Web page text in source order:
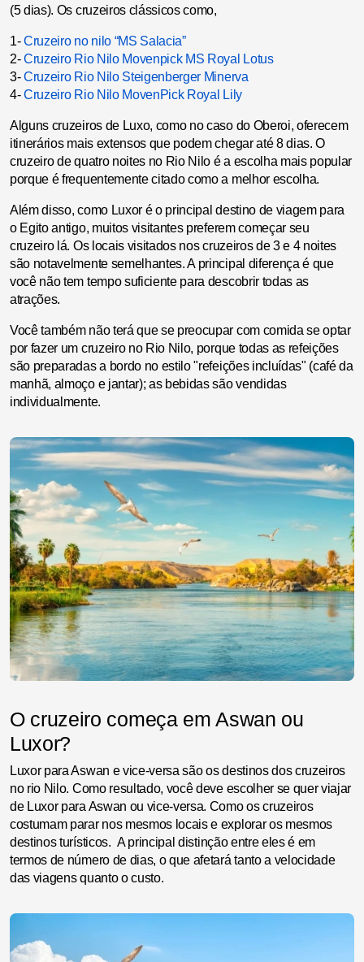
(5 dias). Os cruzeiros clássicos como,
1-Cruzeiro no nilo “MS Salacia”
2-Cruzeiro Rio Nilo Movenpick MS Royal Lotus
3-Cruzeiro Rio Nilo Steigenberger Minerva
4-Cruzeiro Rio Nilo MovenPick Royal Lily
Alguns cruzeiros de Luxo, como no caso do Oberoi, oferecem
itinerários mais extensos que podem chegar até 8 dias. O
cruzeiro de quatro noites no Rio Nilo é a escolha mais popular
porque é frequentemente citado como a melhor escolha.
Além disso, como Luxor é o principal destino de viagem para
o Egito antigo, muitos visitantes preferem começar seu
cruzeiro lá. Os locais visitados nos cruzeiros de 3 e 4 noites
são notavelmente semelhantes. A principal diferença é que
você não tem tempo suficiente para descobrir todas as
atrações.
Você também não terá que se preocupar com comida se optar
por fazer um cruzeiro no Rio Nilo, porque todas as refeições
são preparadas a bordo no estilo "refeições incluídas" (café da
manhã, almoço e jantar); as bebidas são vendidas
individualmente.
O cruzeiro começa em Aswan ou
Luxor?
Luxor para Aswan e vice-versa são os destinos dos cruzeiros
no rio Nilo. Como resultado, você deve escolher se quer viajar
de Luxor para Aswan ou vice-versa. Como os cruzeiros
costumam parar nos mesmos locais e explorar os mesmos
destinos turísticos. A principal distinção entre eles é em
termos de número de dias, o que afetará tanto a velocidade
das viagens quanto o custo.